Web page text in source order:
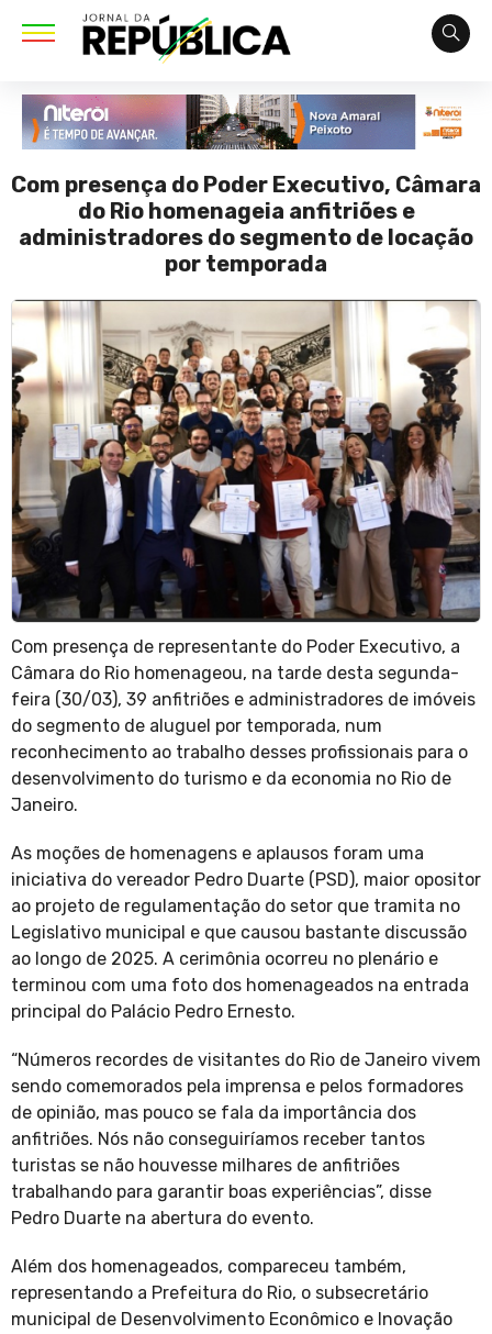
Com presença do Poder Executivo, Câmara
do Rio homenageia anfitriões e
administradores do segmento de locação
por temporada
Com presença de representante do Poder Executivo, a
Câmara do Rio homenageou, na tarde desta segunda-
feira (30/03), 39 anfitriões e administradores de imóveis
do segmento de aluguel por temporada, num
reconhecimento ao trabalho desses profissionais para o
desenvolvimento do turismo e da economia no Rio de
Janeiro.
As moções de homenagens e aplausos foram uma
iniciativa do vereador Pedro Duarte (PSD), maior opositor
ao projeto de regulamentação do setor que tramita no
Legislativo municipal e que causou bastante discussão
ao longo de 2025. A cerimônia ocorreu no plenário e
terminou com uma foto dos homenageados na entrada
principal do Palácio Pedro Ernesto.
“Números recordes de visitantes do Rio de Janeiro vivem
sendo comemorados pela imprensa e pelos formadores
de opinião, mas pouco se fala da importância dos
anfitriões. Nós não conseguiríamos receber tantos
turistas se não houvesse milhares de anfitriões
trabalhando para garantir boas experiências”, disse
Pedro Duarte na abertura do evento.
Além dos homenageados, compareceu também,
representando a Prefeitura do Rio, o subsecretário
municipal de Desenvolvimento Econômico e Inovação